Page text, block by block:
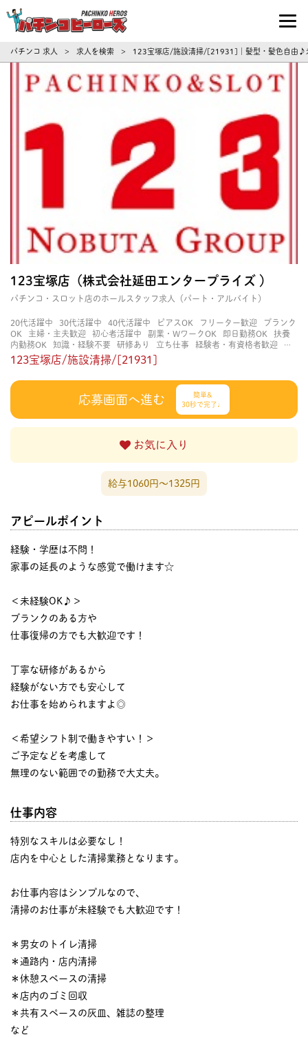
パチンコ求人・転職ならパチンコヒーロ
パチンコ 求人 > 求人を検索 > 123宝塚店/施設清掃/[21931]｜髪型・髪色自由
123宝塚店（株式会社延田エンタープライズ ）
パチンコ・スロット店のホールスタッフ求人（パート・アルバイト）
20代活躍中 30代活躍中 40代活躍中 ピアスOK フリーター歓迎
ブランク
OK
主婦・主夫歓迎 初心者活躍中 副業・WワークOK 即日勤務OK
扶養
内勤務OK
知識・経験不要 研修あり 立ち仕事 経験者・有資格者歓迎
長
く働ける
長期歓迎 髪色自由
123宝塚店/施設清掃/[21931]
応募画面へ進む
簡単&
30秒で完了♩
お気に入り
給与1060円〜1325円
アピールポイント
経験・学歴は不問！
家事の延長のような感覚で働けます☆
＜未経験OK♪＞
ブランクのある方や
仕事復帰の方でも大歓迎です！
丁寧な研修があるから
経験がない方でも安心して
お仕事を始められますよ◎
＜希望シフト制で働きやすい！＞
ご予定などを考慮して
無理のない範囲での勤務で大丈夫。
仕事内容
特別なスキルは必要なし！
店内を中心とした清掃業務となります。
お仕事内容はシンプルなので、
清掃のお仕事が未経験でも大歓迎です！
＊男女のトイレ清掃
＊通路内・店内清掃
＊休憩スペースの清掃
＊店内のゴミ回収
＊共有スペースの灰皿、雑誌の整理
など